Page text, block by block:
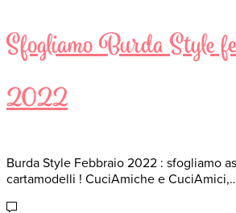
Sfogliamo Burda Style
2022
Burda Style Febbraio 2022 : sfogliamo
cartamodelli ! CuciAmiche e